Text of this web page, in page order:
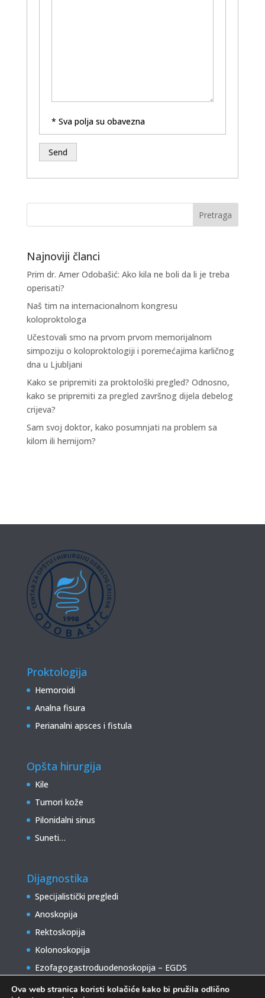
* Sva polja su obavezna
Najnoviji članci
Prim dr. Amer Odobašić: Ako kila ne boli da li je treba
operisati?
Naš tim na internacionalnom kongresu
koloproktologa
Učestovali smo na prvom prvom memorijalnom
simpoziju o koloproktologiji i poremećajima karličnog
dna u Ljubljani
Kako se pripremiti za proktološki pregled? Odnosno,
kako se pripremiti za pregled završnog dijela debelog
crijeva?
Sam svoj doktor, kako posumnjati na problem sa
kilom ili hernijom?
Proktologija
Hemoroidi
Analna fisura
Perianalni apsces i fistula
Opšta hirurgija
Kile
Tumori kože
Pilonidalni sinus
Suneti…
Dijagnostika
Specijalistički pregledi
Anoskopija
Rektoskopija
Kolonoskopija
Ezofagogastroduodenoskopija – EGDS
Ova web stranica koristi kolačiće kako bi pružila odlično